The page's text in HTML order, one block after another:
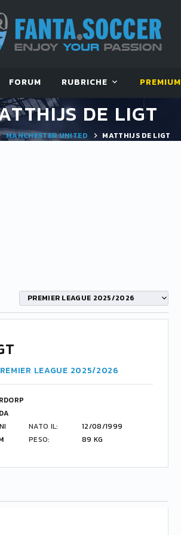
FORUM RUBRICHE PREMIUM
DE LIGT
MANCHESTER UNITED MATTHIJS DE LIGT
PREMIER LEAGUE 2025/2026
LEAGUE 2025/2026
NATO IL:
12/08/1999
PESO: 89 KG